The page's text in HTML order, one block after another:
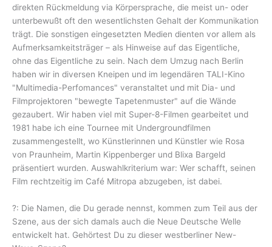
direkten Rückmeldung via Körpersprache, die meist un- oder
unterbewußt oft den wesentlichsten Gehalt der Kommunikation
trägt. Die sonstigen eingesetzten Medien dienten vor allem als
Aufmerksamkeitsträger – als Hinweise auf das Eigentliche,
ohne das Eigentliche zu sein. Nach dem Umzug nach Berlin
haben wir in diversen Kneipen und im legendären TALI-Kino
"Multimedia-Perfomances" veranstaltet und mit Dia- und
Filmprojektoren "bewegte Tapetenmuster" auf die Wände
gezaubert. Wir haben viel mit Super-8-Filmen gearbeitet und
1981 habe ich eine Tournee mit Undergroundfilmen
zusammengestellt, wo Künstlerinnen und Künstler wie Rosa
von Praunheim, Martin Kippenberger und Blixa Bargeld
präsentiert wurden. Auswahlkriterium war: Wer schafft, seinen
Film rechtzeitig im Café Mitropa abzugeben, ist dabei.
?: Die Namen, die Du gerade nennst, kommen zum Teil aus der
Szene, aus der sich damals auch die Neue Deutsche Welle
entwickelt hat. Gehörtest Du zu dieser westberliner New-